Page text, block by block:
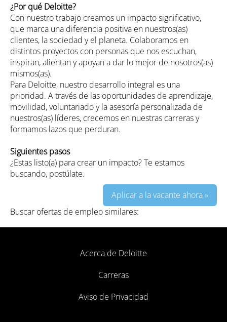
¿Por qué Deloitte?
Con nuestro trabajo creamos un impacto significativo,
que marca una diferencia positiva en nuestros(as)
clientes, la sociedad y el planeta. Colaboramos en
distintos proyectos con personas que nos escuchan,
inspiran, alientan y apoyan a dar lo mejor de nosotros(as)
mismos(as).
Para Deloitte, nuestro desarrollo integral es una
prioridad. A través de las oportunidades de aprendizaje,
movilidad, voluntariado y la asesoría personalizada de
nuestros(as) líderes, crecemos en nuestras carreras y
formamos lazos que perduran.
Siguientes pasos
¿Estas listo(a) para crear un impacto? Te estamos
buscando, postúlate.
Aplicar a la vacante ahora »
Buscar ofertas de empleo similares:
Acerca de Deloitte
Carreras
Aviso de Privacidad